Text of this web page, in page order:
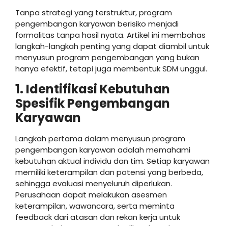
Tanpa strategi yang terstruktur, program
pengembangan karyawan berisiko menjadi
formalitas tanpa hasil nyata. Artikel ini membahas
langkah-langkah penting yang dapat diambil untuk
menyusun program pengembangan yang bukan
hanya efektif, tetapi juga membentuk SDM unggul.
1. Identifikasi Kebutuhan
Spesifik Pengembangan
Karyawan
Langkah pertama dalam menyusun program
pengembangan karyawan adalah memahami
kebutuhan aktual individu dan tim. Setiap karyawan
memiliki keterampilan dan potensi yang berbeda,
sehingga evaluasi menyeluruh diperlukan.
Perusahaan dapat melakukan asesmen
keterampilan, wawancara, serta meminta
feedback dari atasan dan rekan kerja untuk